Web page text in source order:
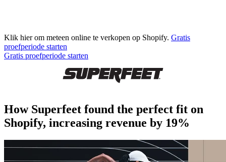
Klik hier om meteen online te verkopen op Shopify. Gratis
proefperiode starten
Gratis proefperiode starten
How Superfeet found the perfect fit on
Shopify, increasing revenue by 19%